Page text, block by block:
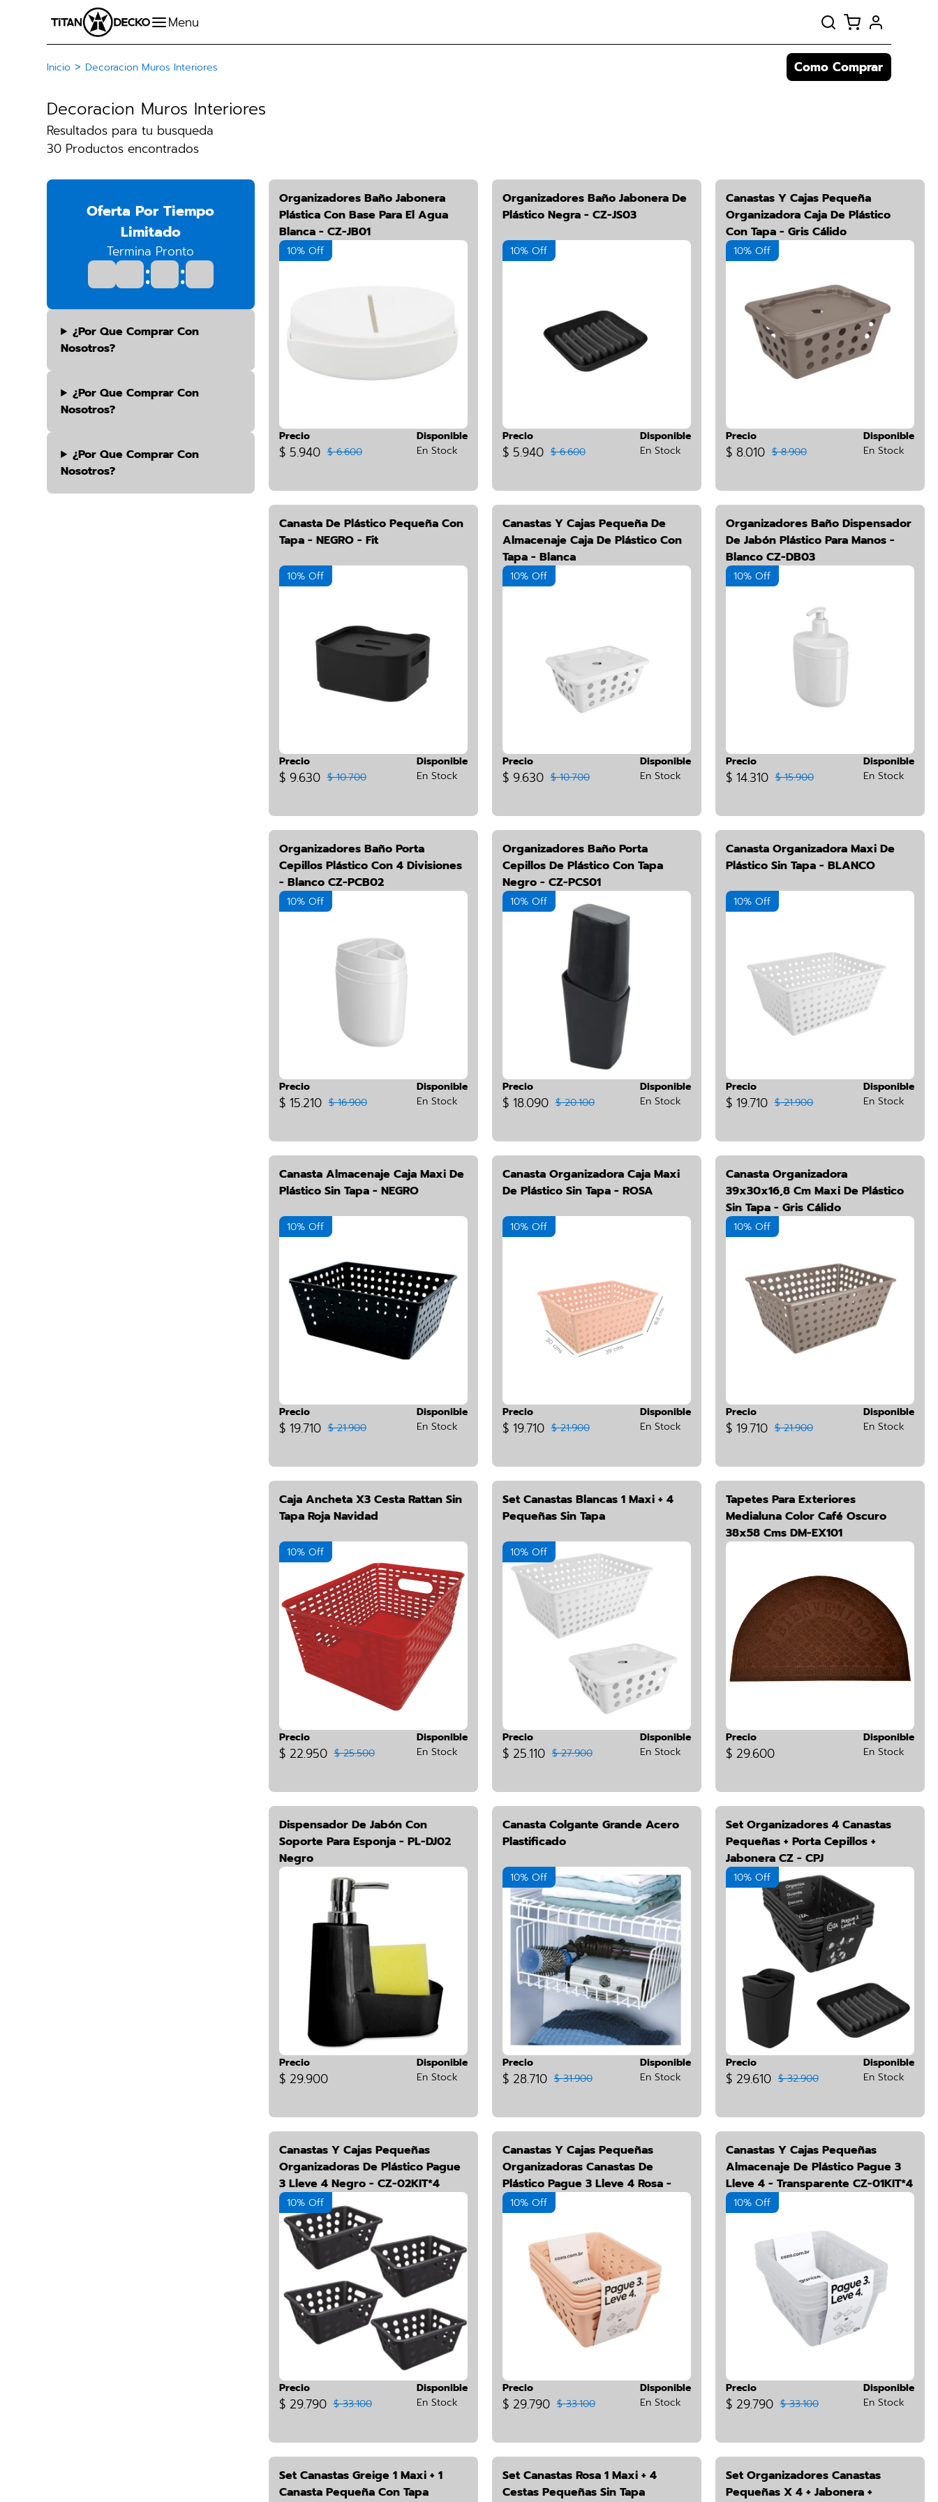
Inicio > Decoracion Muros Interiores Como Comprar
Decoracion Muros Interiores
Resultados para tu busqueda
30 Productos encontrados
Oferta Por Tiempo
Limitado
Termina Pronto
: :
¿por Que Comprar Con
Nosotros?
¿por Que Comprar Con
Nosotros?
¿por Que Comprar Con
Nosotros?
Organizadores Baño Jabonera
Plástica Con Base Para El Agua
Blanca - CZ-JB01
10% Off
Precio
$ 5.940 $ 6.600
Disponible
En Stock
Organizadores Baño Jabonera De
Plástico Negra - CZ-JS03
10% Off
Precio
$ 5.940 $ 6.600
Disponible
En Stock
Canastas Y Cajas Pequeña
Organizadora Caja De Plástico
Con Tapa - Gris Cálido
10% Off
Precio
$ 8.010 $ 8.900
Disponible
En Stock
Canasta De Plástico Pequeña Con
Tapa - NEGRO - Fit
10% Off
Precio
$ 9.630 $ 10.700
Disponible
En Stock
Canastas Y Cajas Pequeña De
Almacenaje Caja De Plástico Con
Tapa - Blanca
10% Off
Precio
$ 9.630 $ 10.700
Disponible
En Stock
Organizadores Baño Dispensador
De Jabón Plástico Para Manos -
Blanco CZ-DB03
10% Off
Precio
$ 14.310 $ 15.900
Disponible
En Stock
Organizadores Baño Porta
Cepillos Plástico Con 4 Divisiones
- Blanco CZ-PCB02
10% Off
Precio
$ 15.210 $ 16.900
Disponible
En Stock
Organizadores Baño Porta
Cepillos De Plástico Con Tapa
Negro - CZ-PCS01
10% Off
Precio
$ 18.090 $ 20.100
Disponible
En Stock
Canasta Organizadora Maxi De
Plástico Sin Tapa - BLANCO
10% Off
Precio
$ 19.710 $ 21.900
Disponible
En Stock
Canasta Almacenaje Caja Maxi De
Plástico Sin Tapa - NEGRO
10% Off
Precio
$ 19.710 $ 21.900
Disponible
En Stock
Canasta Organizadora Caja Maxi
De Plástico Sin Tapa - ROSA
10% Off
Precio
$ 19.710 $ 21.900
Disponible
En Stock
Canasta Organizadora
39x30x16,8 Cm Maxi De Plástico
Sin Tapa - Gris Cálido
10% Off
Precio
$ 19.710 $ 21.900
Disponible
En Stock
Caja Ancheta X3 Cesta Rattan Sin
Tapa Roja Navidad
10% Off
Precio
$ 22.950 $ 25.500
Disponible
En Stock
Set Canastas Blancas 1 Maxi + 4
Pequeñas Sin Tapa
10% Off
Precio
$ 25.110 $ 27.900
Disponible
En Stock
Tapetes Para Exteriores
Medialuna Color Café Oscuro
38x58 Cms DM-EX101
Precio
$ 29.600
Disponible
En Stock
Dispensador De Jabón Con
Soporte Para Esponja - PL-DJ02
Negro
Precio
$ 29.900
Disponible
En Stock
Canasta Colgante Grande Acero
Plastificado
10% Off
Precio
$ 28.710 $ 31.900
Disponible
En Stock
Set Organizadores 4 Canastas
Pequeñas + Porta Cepillos +
Jabonera CZ - CPJ
10% Off
Precio
$ 29.610 $ 32.900
Disponible
En Stock
Canastas Y Cajas Pequeñas
Organizadoras De Plástico Pague
3 Lleve 4 Negro - CZ-02KIT*4
10% Off
Precio
$ 29.790 $ 33.100
Disponible
En Stock
Canastas Y Cajas Pequeñas
Organizadoras Canastas De
Plástico Pague 3 Lleve 4 Rosa -
CZ-03KIT*4
10% Off
Precio
$ 29.790 $ 33.100
Disponible
En Stock
Canastas Y Cajas Pequeñas
Almacenaje De Plástico Pague 3
Lleve 4 - Transparente CZ-01KIT*4
10% Off
Precio
$ 29.790 $ 33.100
Disponible
En Stock
Set Canastas Greige 1 Maxi + 1
Canasta Pequeña Con Tapa
Set Canastas Rosa 1 Maxi + 4
Cestas Pequeñas Sin Tapa
Set Organizadores Canastas
Pequeñas X 4 + Jabonera +